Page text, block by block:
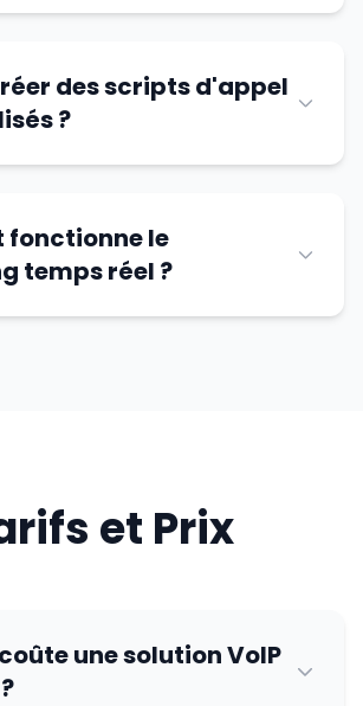
des scripts d'appel
?
fonctionne le
temps réel ?
et Prix
une solution VoIP